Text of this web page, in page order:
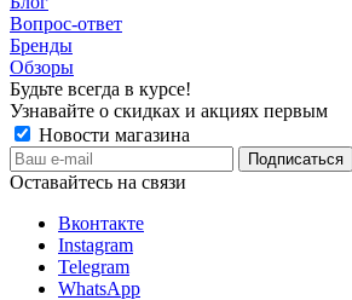
Вопрос-ответ
Бренды
Обзоры
Будьте всегда в курсе!
Узнавайте о скидках и акциях первым
Новости магазина
Оставайтесь на связи
Вконтакте
Instagram
Telegram
WhatsApp